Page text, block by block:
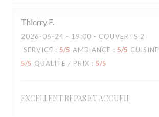
Thierry F
2026-06-24 - 19:00 - COUVERTS 2
SERVICE : 5/5 AMBIANCE : 5/5 CUISINE
5/5 QUALITÉ / PRIX : 5/5
EXCELLENT REPAS ET ACCUEIL